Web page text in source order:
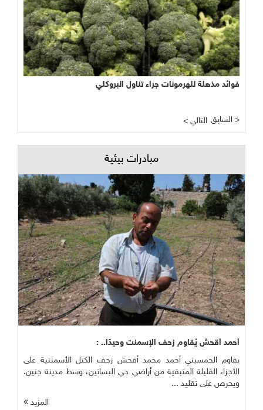
فوائد مذهلة للهرمونات جراء تناول البروكلي
< التالي السابق >
مبادرات بيئية
أحمد أقحش يُقاوم زحف الإسمنت وحيدًا.. :
يقاوم الخمسيني أحمد محمد أقحش زحف الكتل الأسمنتية على
الأجزاء القليلة المتبقية من أراضي حي البساتين، وسط مدينة جنين.
ويحرص على تقليد ...
المزيد